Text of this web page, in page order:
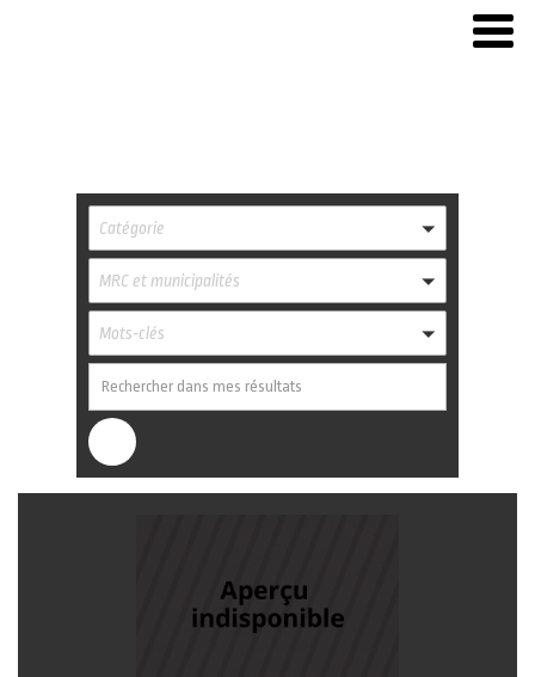
Catégorie
MRC et municipalités
Mots-clés